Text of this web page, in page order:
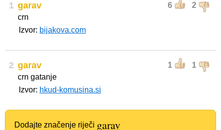
1 6 2
garav
crn
Izvor: bijakova.com
2 1 1
garav
crn gatanje
Izvor: hkud-komusina.si
Dodajte značenje riječi garav